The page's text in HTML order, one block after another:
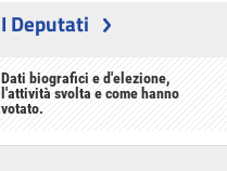
I Deputati
Dati biografici e d'elezione,
l'attività svolta e come hanno
votato.